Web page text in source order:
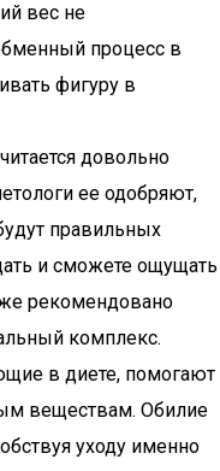
вес не
процесс в
фигуру в
довольно
ее одобряют,
правильных
и сможете ощущать
рекомендовано
комплекс.
в диете, помогают
веществам. Обилие
уходу именно